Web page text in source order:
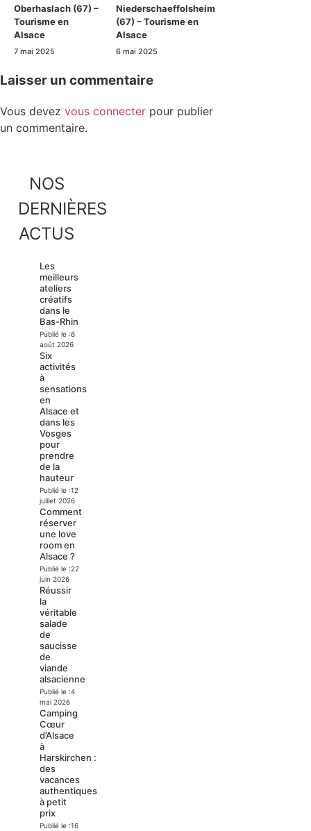
Oberhaslach (67) –
Tourisme en
Alsace
7 mai 2025
Niederschaeffolsheim
(67) – Tourisme en
Alsace
6 mai 2025
Laisser un commentaire
Vous devez vous connecter pour publier
un commentaire.
NOS
DERNIÈRES
ACTUS
Les
meilleurs
ateliers
créatifs
dans le
Bas-Rhin
Publié le :6
août 2026
Six
activités
à
sensations
en
Alsace et
dans les
Vosges
pour
prendre
de la
hauteur
Publié le :12
juillet 2026
Comment
réserver
une love
room en
Alsace ?
Publié le :22
juin 2026
Réussir
la
véritable
salade
de
saucisse
de
viande
alsacienne
Publié le :4
mai 2026
Camping
Cœur
d’Alsace
à
Harskirchen :
des
vacances
authentiques
à petit
prix
Publié le :16